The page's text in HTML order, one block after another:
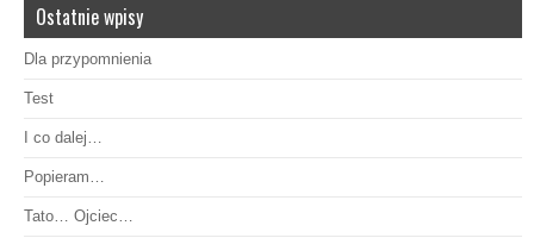
Ostatnie wpisy
Dla przypomnienia
Test
I co dalej…
Popieram…
Tato… Ojciec…